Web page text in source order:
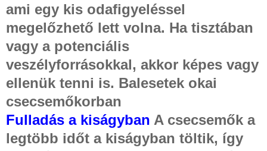
ami egy kis odafigyeléssel
megelőzhető lett volna. Ha tisztában
vagy a potenciális
veszélyforrásokkal, akkor képes vagy
ellenük tenni is. Balesetek okai
csecsemőkorban
Fulladás a kiságyban A csecsemők a
legtöbb időt a kiságyban töltik, így